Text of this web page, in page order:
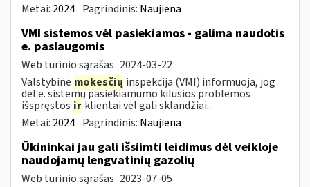
Metai: 2024 Pagrindinis: Naujiena
VMI sistemos vėl pasiekiamos - galima naudotis
e. paslaugomis
Web turinio sąrašas 2024-03-22
Valstybinė mokesčių inspekcija (VMI) informuoja, jog
dėl e. sistemų pasiekiamumo kilusios problemos
išspręstos ir klientai vėl gali sklandžiai...
Metai: 2024 Pagrindinis: Naujiena
Ūkininkai jau gali išsiimti leidimus dėl veikloje
naudojamų lengvatinių gazolių
Web turinio sąrašas 2023-07-05